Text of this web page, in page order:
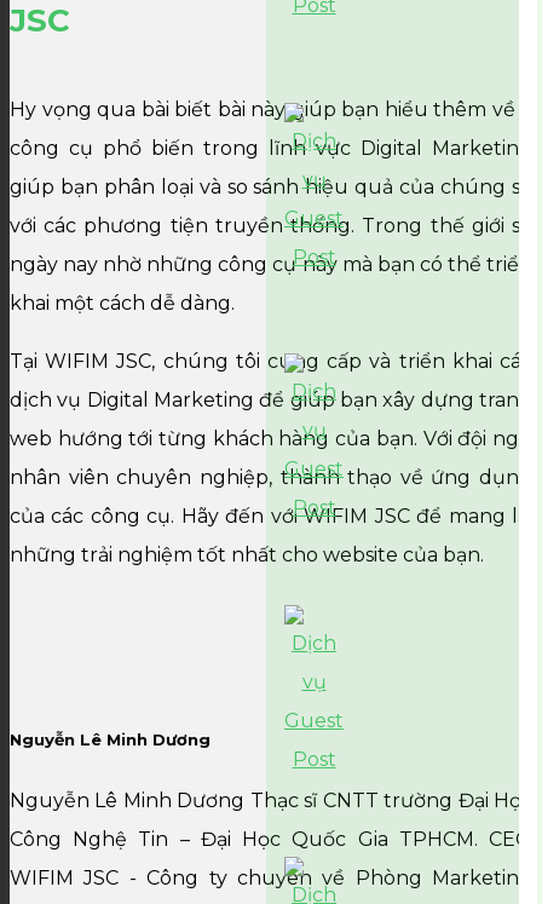
JSC
Hy vọng qua bài biết bài này giúp bạn hiểu thêm về 9
công cụ phổ biến trong lĩnh vực Digital Marketing
giúp bạn phân loại và so sánh hiệu quả của chúng so
với các phương tiện truyền thống. Trong thế giới số
ngày nay nhờ những công cụ này mà bạn có thể triển
khai một cách dễ dàng.
Tại WIFIM JSC, chúng tôi cung cấp và triển khai các
dịch vụ Digital Marketing để giúp bạn xây dựng trang
web hướng tới từng khách hàng của bạn. Với đội ngũ
nhân viên chuyên nghiệp, thành thạo về ứng dụng
của các công cụ. Hãy đến với WIFIM JSC để mang lại
những trải nghiệm tốt nhất cho website của bạn.
Nguyễn Lê Minh Dương
Nguyễn Lê Minh Dương Thạc sĩ CNTT trường Đại Học
Công Nghệ Tin – Đại Học Quốc Gia TPHCM. CEO
WIFIM JSC - Công ty chuyên về Phòng Marketing